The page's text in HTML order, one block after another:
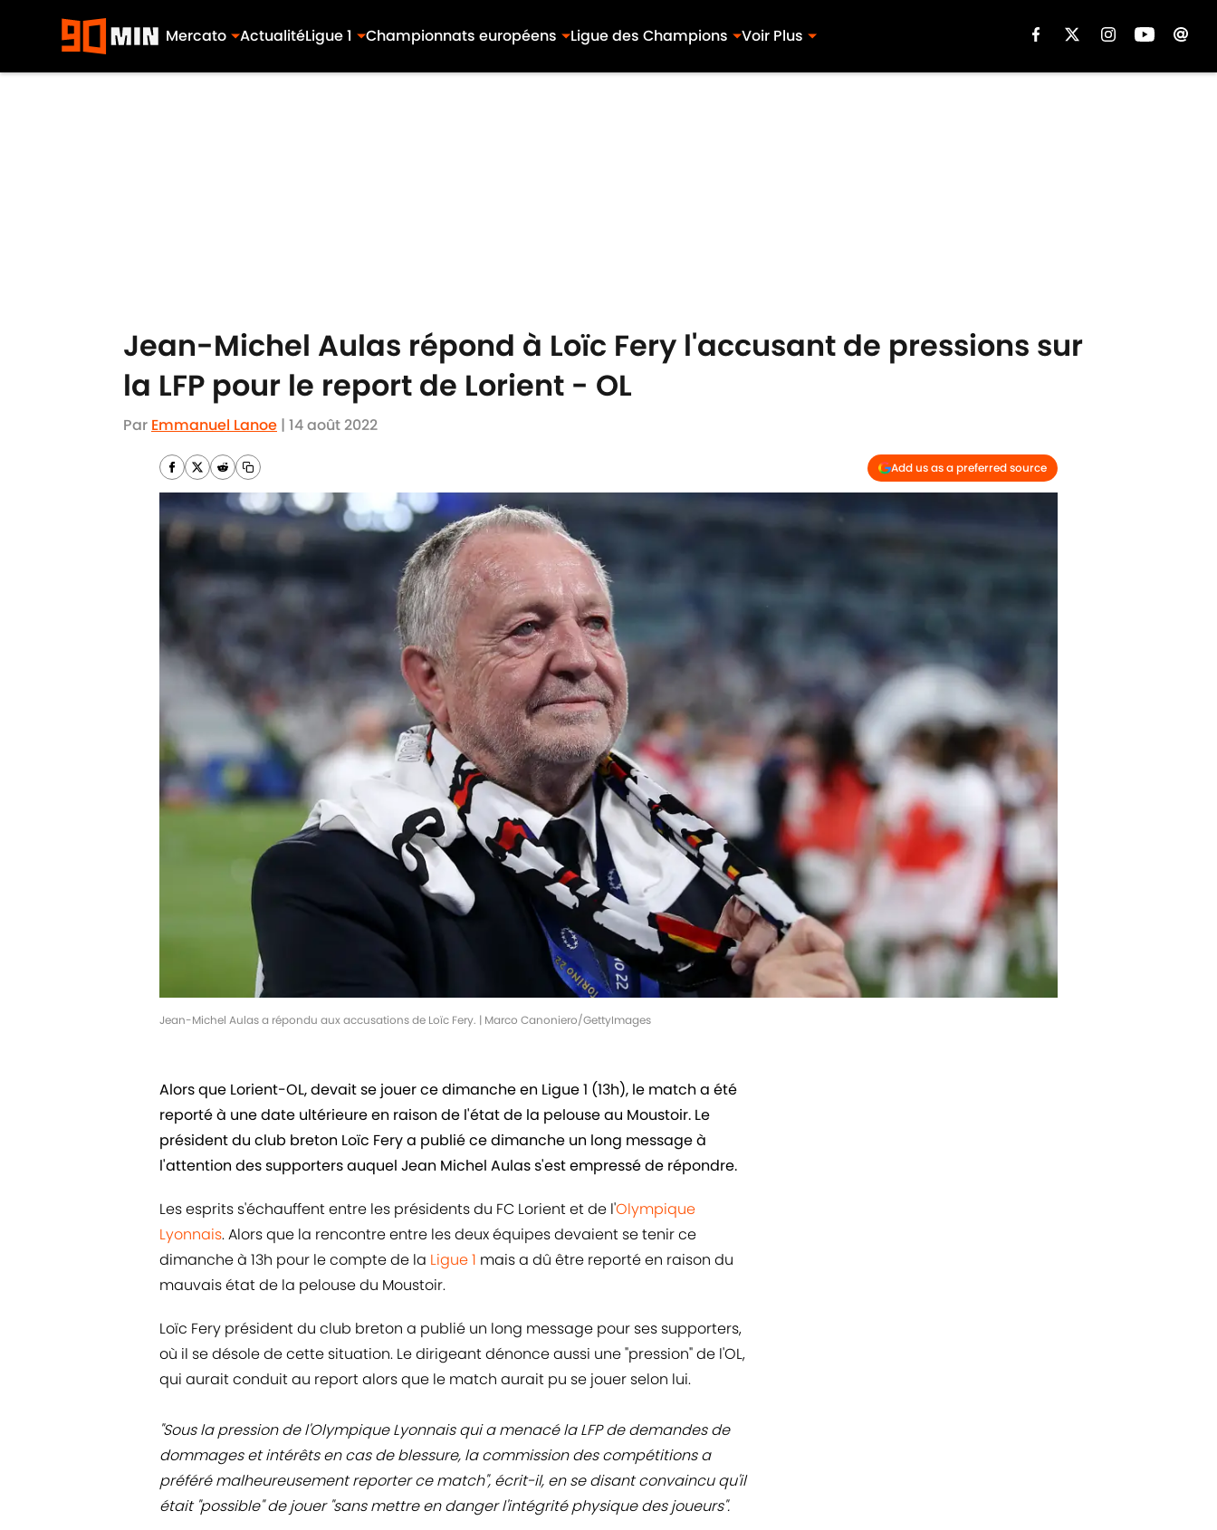
Mercato ActualitéLigue 1 Championnats européens Ligue des Champions Voir Plus
Jean-Michel Aulas répond à Loïc Fery l'accusant de pressions sur
la LFP pour le report de Lorient - OL
Par Emmanuel Lanoe | 14 août 2022
Add us as a preferred source
Jean-Michel Aulas a répondu aux accusations de Loïc Fery. | Marco Canoniero/GettyImages
Alors que Lorient-OL, devait se jouer ce dimanche en Ligue 1 (13h), le match a été
reporté à une date ultérieure en raison de l'état de la pelouse au Moustoir. Le
président du club breton Loïc Fery a publié ce dimanche un long message à
l'attention des supporters auquel Jean Michel Aulas s'est empressé de répondre.
Les esprits s'échauffent entre les présidents du FC Lorient et de l'Olympique
Lyonnais. Alors que la rencontre entre les deux équipes devaient se tenir ce
dimanche à 13h pour le compte de la Ligue 1 mais a dû être reporté en raison du
mauvais état de la pelouse du Moustoir.
Loïc Fery président du club breton a publié un long message pour ses supporters,
où il se désole de cette situation. Le dirigeant dénonce aussi une "pression" de l'OL,
qui aurait conduit au report alors que le match aurait pu se jouer selon lui.
"Sous la pression de l'Olympique Lyonnais qui a menacé la LFP de demandes de
dommages et intérêts en cas de blessure, la commission des compétitions a
préféré malheureusement reporter ce match", écrit-il, en se disant convaincu qu'il
était "possible" de jouer "sans mettre en danger l'intégrité physique des joueurs".